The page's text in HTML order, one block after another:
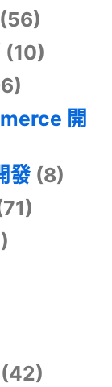
(10)
開
發(8)